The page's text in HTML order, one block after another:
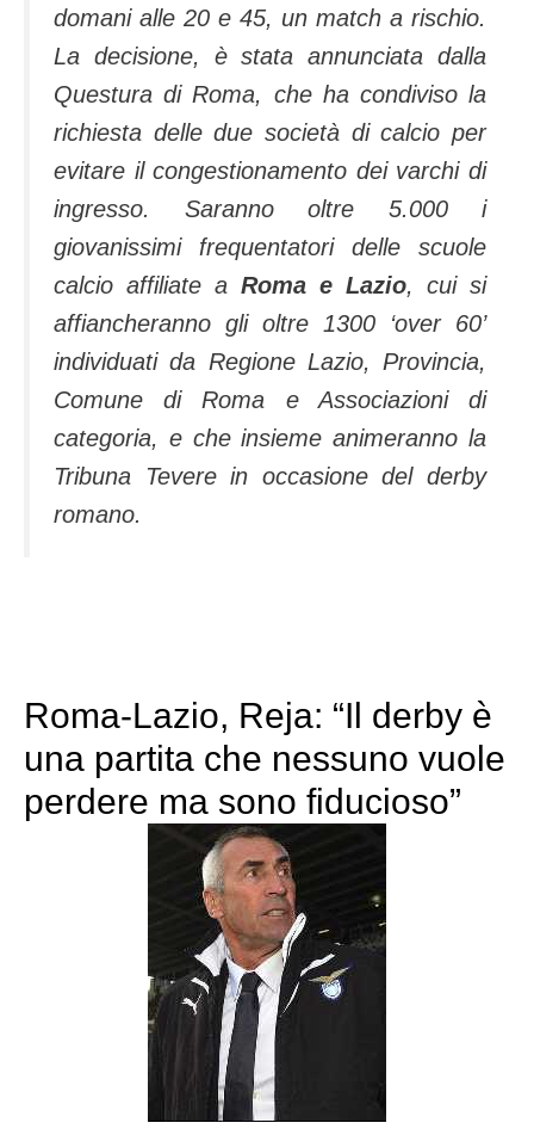
domani alle 20 e 45, un match a rischio.
La decisione, è stata annunciata dalla
Questura di Roma, che ha condiviso la
richiesta delle due società di calcio per
evitare il congestionamento dei varchi di
ingresso. Saranno oltre 5.000 i
giovanissimi frequentatori delle scuole
calcio affiliate a Roma e Lazio, cui si
affiancheranno gli oltre 1300 ‘over 60’
individuati da Regione Lazio, Provincia,
Comune di Roma e Associazioni di
categoria, e che insieme animeranno la
Tribuna Tevere in occasione del derby
romano.
Roma-Lazio, Reja: “Il derby è
una partita che nessuno vuole
perdere ma sono fiducioso”